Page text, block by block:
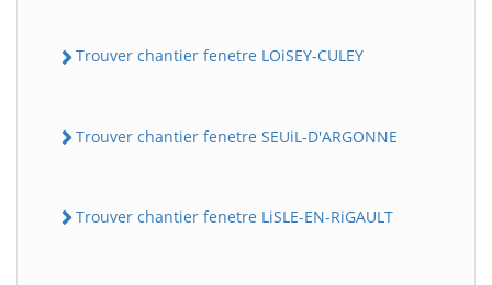
Trouver chantier fenetre LOiSEY-CULEY
Trouver chantier fenetre SEUiL-D'ARGONNE
Trouver chantier fenetre LiSLE-EN-RiGAULT